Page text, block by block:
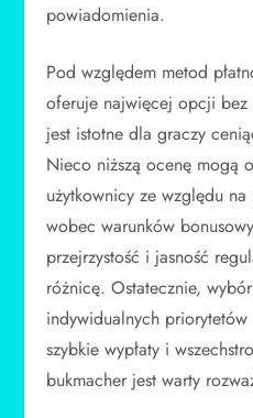
powiadomienia.
Pod względem metod
oferuje najwięcej opcji
jest istotne dla graczy
Nieco niższą ocenę mogą
użytkownicy ze względu
wobec warunków
przejrzystość i jasność
różnicę. Ostatecznie,
indywidualnych
szybkie wypłaty i
bukmacher jest warty